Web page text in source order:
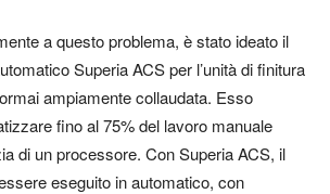
a questo problema, è stato ideato il
Superia ACS per l’unità di finitura
ampiamente collaudata. Esso
fino al 75% del lavoro manuale
di un processore. Con Superia ACS, il
eseguito in automatico, con